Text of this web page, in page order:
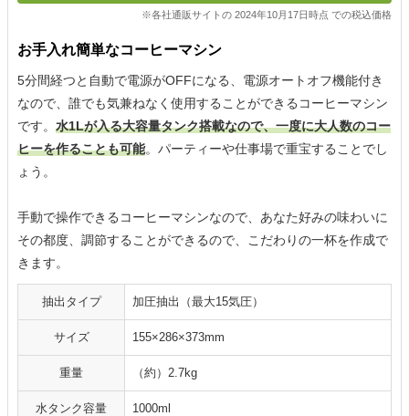
※各社通販サイトの 2024年10月17日時点 での税込価格
お手入れ簡単なコーヒーマシン
5分間経つと自動で電源がOFFになる、電源オートオフ機能付き
なので、誰でも気兼ねなく使用することができるコーヒーマシン
です。 水1Lが入る大容量タンク搭載なので、一度に大人数のコー
ヒーを作ることも可能。パーティーや仕事場で重宝することでし
ょう。
手動で操作できるコーヒーマシンなので、あなた好みの味わいに
その都度、調節することができるので、こだわりの一杯を作成で
きます。
抽出タイプ 加圧抽出（最大15気圧）
サイズ 155×286×373mm
重量 （約）2.7kg
水タンク容量 1000ml